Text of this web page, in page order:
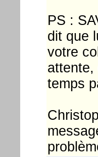
PS :
dit que
votre
attente,
temps